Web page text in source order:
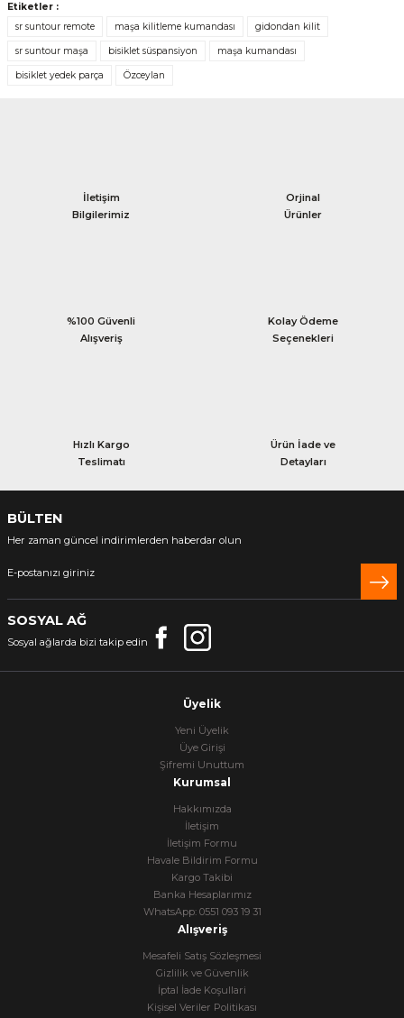
Etiketler :
sr suntour remote
maşa kilitleme kumandası gidondan kilit
sr suntour maşa bisiklet süspansiyon maşa kumandası
bisiklet yedek parça Özceylan
İletişim
Bilgilerimiz
Orjinal
Ürünler
%100 Güvenli
Alışveriş
Kolay Ödeme
Seçenekleri
Hızlı Kargo
Teslimatı
Ürün İade ve
Detayları
BÜLTEN
Her zaman güncel indirimlerden haberdar olun
SOSYAL AĞ
Sosyal ağlarda bizi takip edin
Üyelik
Yeni Üyelik
Üye Girişi
Şifremi Unuttum
Kurumsal
Hakkımızda
İletişim
İletişim Formu
Havale Bildirim Formu
Kargo Takibi
Banka Hesaplarımız
WhatsApp: 0551 093 19 31
Alışveriş
Mesafeli Satış Sözleşmesi
Gizlilik ve Güvenlik
İptal İade Koşullari
Kişisel Veriler Politikası